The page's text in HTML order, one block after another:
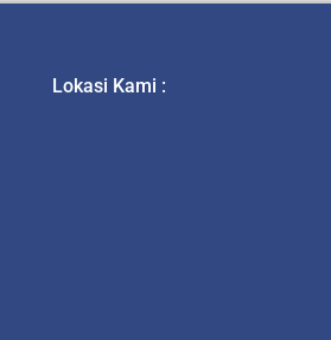
Lokasi Kami :